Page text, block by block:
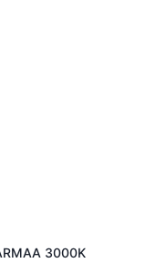
3000K